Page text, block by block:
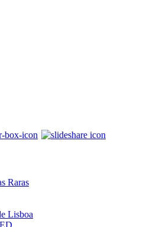
Raras
Lisboa